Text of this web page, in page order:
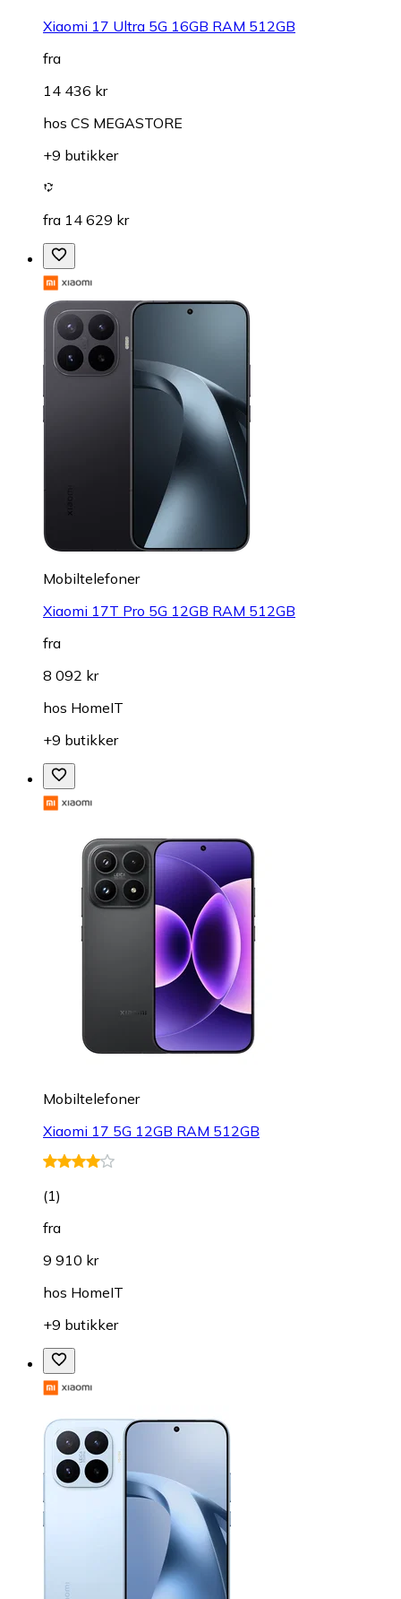
Xiaomi 17 Ultra 5G 16GB RAM 512GB
fra
14 436 kr
hos CS MEGASTORE
+9 butikker
fra 14 629 kr
Mobiltelefoner
Xiaomi 17T Pro 5G 12GB RAM 512GB
fra
8 092 kr
hos HomeIT
+9 butikker
Mobiltelefoner
Xiaomi 17 5G 12GB RAM 512GB
(1)
fra
9 910 kr
hos HomeIT
+9 butikker